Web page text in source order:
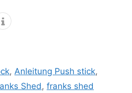
,Anleitung Push stick,
Shed, franks shed